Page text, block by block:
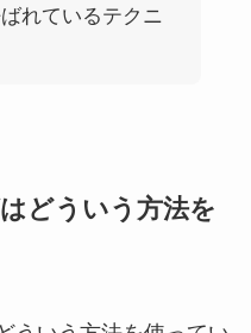
れているテクニ
どういう方法を